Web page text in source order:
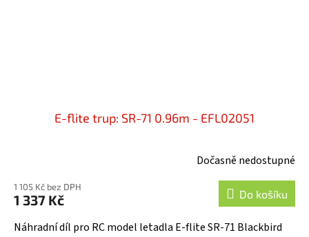
E-flite trup: SR-71 0.96m - EFL02051
Dočasně nedostupné
1 105 Kč bez DPH
1 337 Kč Do košíku
Náhradní díl pro RC model letadla E-flite SR-71 Blackbird